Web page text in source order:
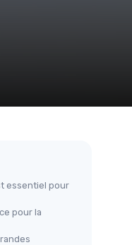
essentiel pour
pour la